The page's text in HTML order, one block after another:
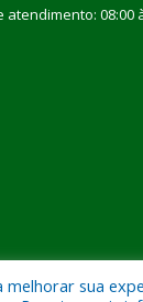
atendimento: 08:00
melhorar sua